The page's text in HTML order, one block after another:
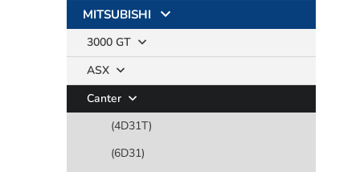
MITSUBISHI
3000 GT
ASX
Canter
(4D31T)
(6D31)